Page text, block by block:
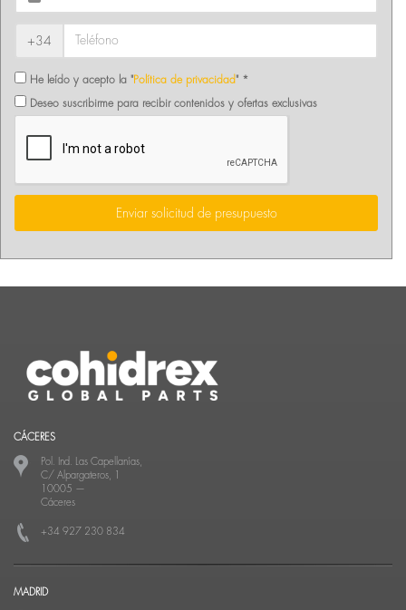
+34
He leído y acepto la "Política de privacidad" *
Deseo suscribirme para recibir contenidos y ofertas exclusivas
Enviar solicitud de presupuesto
CÁCERES
Pol. Ind. Las Capellanías,
C/ Alpargateros, 1
10005 —
Cáceres
+34 927 230 834
MADRID